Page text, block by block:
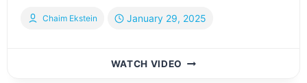
Chaim Ekstein January 29, 2025
WATCH VIDEO YIDDISH